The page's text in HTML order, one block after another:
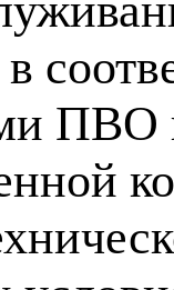
ПВО